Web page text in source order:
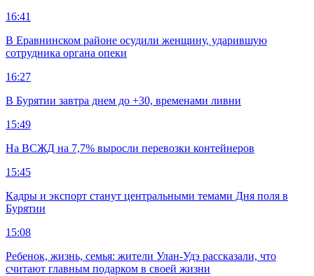
16:41
В Еравнинском районе осудили женщину, ударившую
сотрудника органа опеки
16:27
В Бурятии завтра днем до +30, временами ливни
15:49
На ВСЖД на 7,7% выросли перевозки контейнеров
15:45
Кадры и экспорт станут центральными темами Дня поля в
Бурятии
15:08
Ребенок, жизнь, семья: жители Улан-Удэ рассказали, что
считают главным подарком в своей жизни